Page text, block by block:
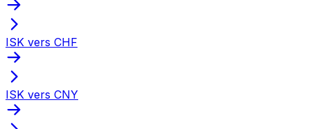
ISK vers CHF
ISK vers CNY